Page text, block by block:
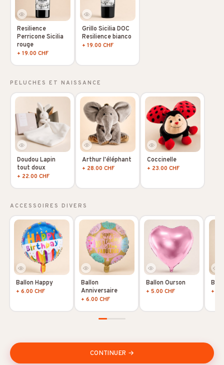
Resilience
Perricone Sicilia
rouge
+ 19.00 CHF
Grillo Sicilia DOC
Resilience bianco
+ 19.00 CHF
PELUCHES ET NAISSANCE
Doudou Lapin
tout doux
+ 22.00 CHF
Arthur l'éléphant
+ 28.00 CHF
Coccinelle
+ 23.00 CHF
ACCESSOIRES DIVERS
Ballon Happy
+ 6.00 CHF
Ballon
Anniversaire
+ 6.00 CHF
Ballon Ourson
+ 5.00 CHF +
CONTINUER →